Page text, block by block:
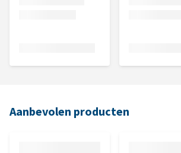
Aanbevolen producten